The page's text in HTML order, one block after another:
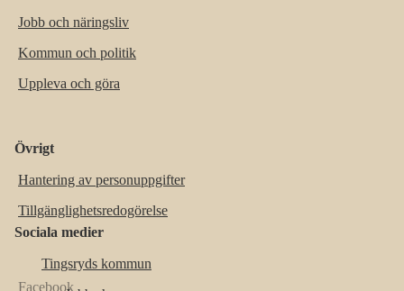
Jobb och näringsliv
Kommun och politik
Uppleva och göra
Övrigt
Hantering av personuppgifter
Tillgänglighetsredogörelse
Sociala medier
Tingsryds kommun